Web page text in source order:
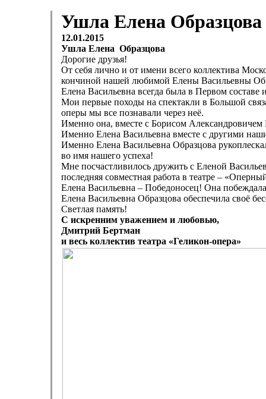
Ушла Елена Образцова
12.01.2015
Ушла Елена Образцова
Дорогие друзья!
От себя лично и от имени всего коллектива
кончиной нашей любимой Елены Васильевны
Елена Васильевна всегда была в Первом
Мои первые походы на спектакли в Большой
оперы мы все познавали через неё.
Именно она, вместе с Борисом
Именно Елена Васильевна вместе с другими
Именно Елена Васильевна Образцова
во имя нашего успеха!
Мне посчастливилось дружить с Еленой
последняя совместная работа в театре –
Елена Васильевна – Победоносец! Она побеждала
Елена Васильевна Образцова обеспечила своё
Светлая память!
С искренним уважением и любовью,
Дмитрий Бертман
и весь коллектив театра «Геликон-опера»